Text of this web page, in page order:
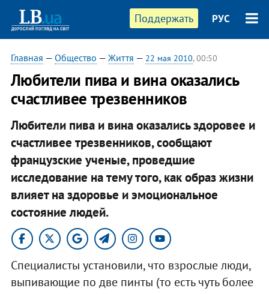
Поддержать РУС
Главная — Общество — Життя — 22 мая 2010, 00:50
Любители пива и вина оказались
счастливее трезвенников
Любители пива и вина оказались здоровее и
счастливее трезвенников, сообщают
французские ученые, проведшие
исследование на тему того, как образ жизни
влияет на здоровье и эмоциональное
состояние людей.
Специалисты установили, что взрослые люди,
выпивающие по две пинты (то есть чуть более